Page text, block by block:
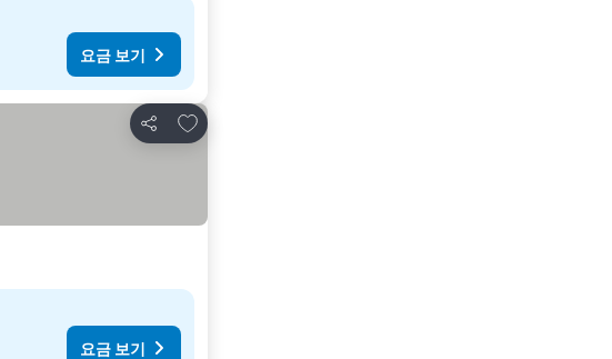
요금 보기
공유
즐겨찾기에 추가
요금 보기